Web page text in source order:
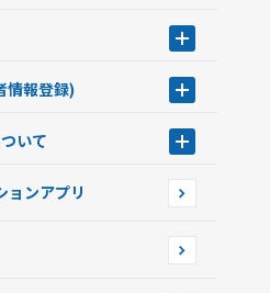
情報登録)
伴う個人データの共同利用のお知
いて
端末について
ンアプリ